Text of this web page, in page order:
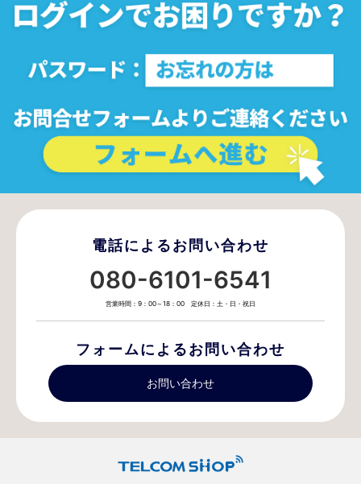
電話によるお問い合わせ
080-6101-6541
営業時間：9：00～18：00 定休日：土・日・祝日
フォームによるお問い合わせ
お問い合わせ